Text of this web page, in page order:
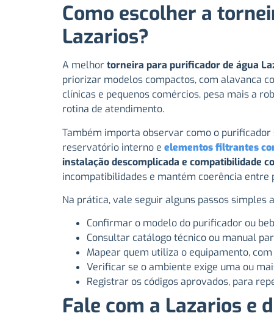
Como escolher a
Lazarios?
A melhortorneira para purificador de água
priorizar modelos compactos, com alavanca
clínicas e pequenos comércios, pesa mais a
rotina de atendimento.
Também importa observar como o
reservatório interno e elementos filtrantes
instalação descomplicada e compatibilidade
incompatibilidades e mantém coerência
Na prática, vale seguir alguns passos simples
Confirmar o modelo do purificador ou
Consultar catálogo técnico ou manual
Mapear quem utiliza o equipamento,
Verificar se o ambiente exige uma ou
Registrar os códigos aprovados, para
Fale com a Lazarios e